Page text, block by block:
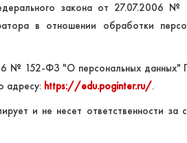
закона от 27.07.2006
в отношении обработки
№ 152-ФЗ "О персональных данных"
адресу: https://edu.poginter.ru/.
и не несет ответственности за